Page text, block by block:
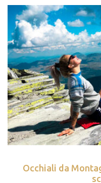
Occhiali da